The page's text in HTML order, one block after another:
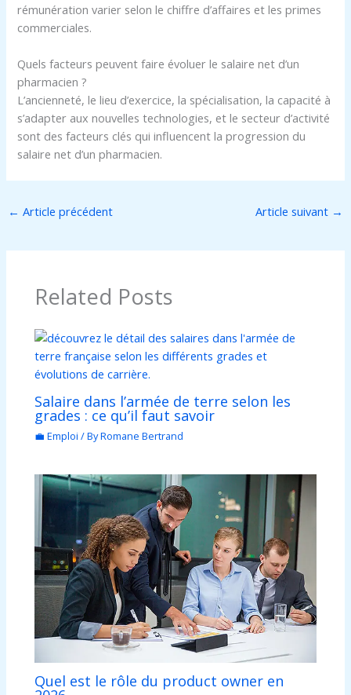
rémunération varier selon le chiffre d’affaires et les primes
commerciales.
Quels facteurs peuvent faire évoluer le salaire net d’un
pharmacien ?
L’ancienneté, le lieu d’exercice, la spécialisation, la capacité à
s’adapter aux nouvelles technologies, et le secteur d’activité
sont des facteurs clés qui influencent la progression du
salaire net d’un pharmacien.
← Article précédent Article suivant →
Related Posts
Salaire dans l’armée de terre selon les
grades : ce qu’il faut savoir
💼 Emploi / ByRomane Bertrand
Quel est le rôle du product owner en